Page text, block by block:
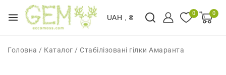
UAH , ₴
0 0
Головна / Каталог / Стабілізовані гілки Амаранта